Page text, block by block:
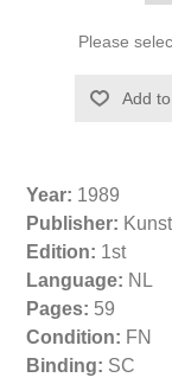
Please
Year: 1989
Publisher:
Edition: 1st
Language: NL
Pages: 59
Condition: FN
Binding: SC